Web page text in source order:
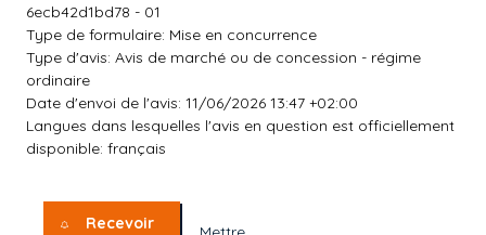
6ecb42d1bd78 - 01
Type de formulaire: Mise en concurrence
Type d'avis: Avis de marché ou de concession - régime
ordinaire
Date d'envoi de l'avis: 11/06/2026 13:47 +02:00
Langues dans lesquelles l'avis en question est officiellement
disponible: français
Recevoir